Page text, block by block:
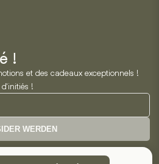
!
et des cadeaux exceptionnels !
!
WERDEN